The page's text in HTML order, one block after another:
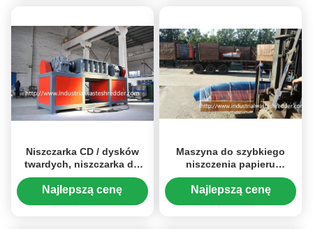
Niszczarka CD / dysków
twardych, niszczarka do
złomu E z automatyczną
ochroną przed
Najlepszą cenę
Maszyna do szybkiego
niszczenia papieru
przemysłowego, niszczarka
do papieru o
Najlepszą cenę